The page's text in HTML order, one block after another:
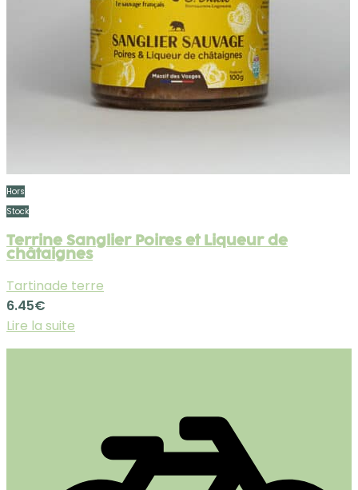
Hors
Stock
Terrine Sanglier Poires et Liqueur de
châtaignes
Tartinade terre
6.45€
Lire la suite